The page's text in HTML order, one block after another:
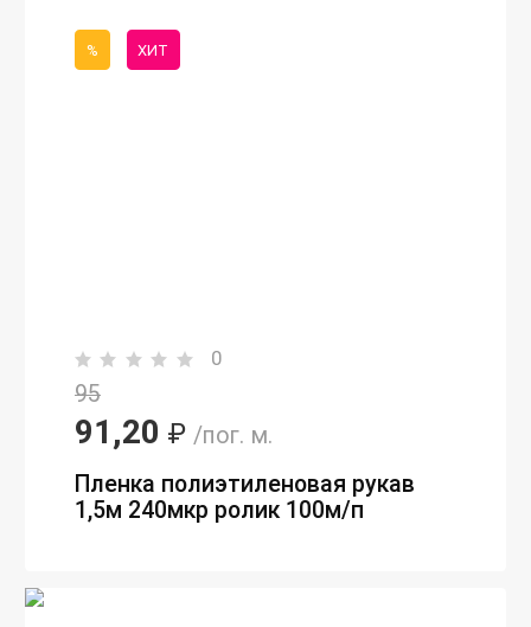
% ХИТ
0
95
91,20 ₽ /пог. м.
Пленка полиэтиленовая рукав
1,5м 240мкр ролик 100м/п